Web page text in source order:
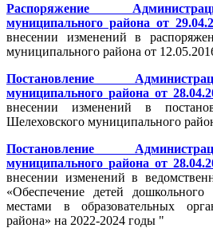
Распоряжение
муниципального района от
внесении изменений в
муниципального района от
Постановление
муниципального района от
внесении изменений в
Шелеховского муниципального
Постановление
муниципального района от
внесении изменений в
«Обеспечение детей
местами в образовательных
района» на 2022-2024 годы "